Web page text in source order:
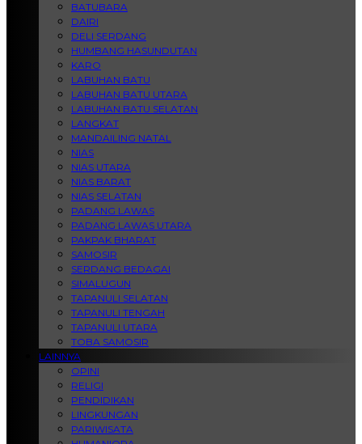
BATUBARA
DAIRI
DELI SERDANG
HUMBANG HASUNDUTAN
KARO
LABUHAN BATU
LABUHAN BATU UTARA
LABUHAN BATU SELATAN
LANGKAT
MANDAILING NATAL
NIAS
NIAS UTARA
NIAS BARAT
NIAS SELATAN
PADANG LAWAS
PADANG LAWAS UTARA
PAKPAK BHARAT
SAMOSIR
SERDANG BEDAGAI
SIMALUGUN
TAPANULI SELATAN
TAPANULI TENGAH
TAPANULI UTARA
TOBA SAMOSIR
LAINNYA
OPINI
RELIGI
PENDIDIKAN
LINGKUNGAN
PARIWISATA